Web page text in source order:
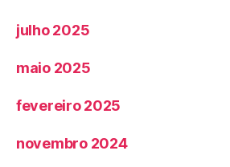
julho 2025
maio 2025
fevereiro 2025
novembro 2024